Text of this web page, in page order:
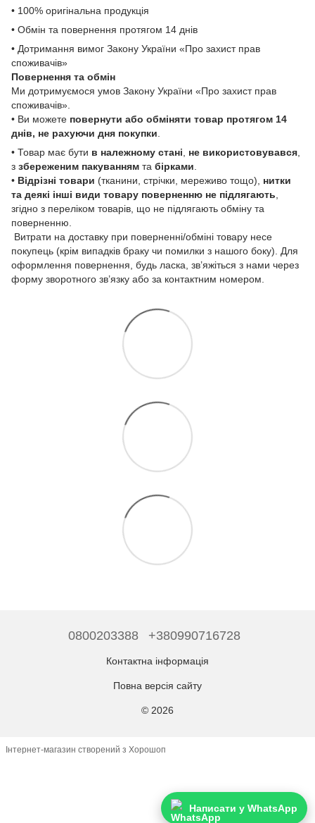
Написати у WhatsApp
• 100% оригінальна продукція
• Обмін та повернення протягом 14 днів
• Дотримання вимог Закону України «Про захист прав
споживачів»
Повернення та обмін
Ми дотримуємося умов Закону України «Про захист прав
споживачів».
• Ви можете повернути або обміняти товар протягом 14
днів, не рахуючи дня покупки
• Товар має бути в належному стані не використовувався
з збереженим пакуванням та бірками
• Відрізні товари (тканини, стрічки, мереживо тощо), нитки
та деякі інші види товару поверненню не підлягають
згідно з переліком товарів, що не підлягають обміну та
поверненню.
Витрати на доставку при поверненні/обміні товару несе
покупець (крім випадків браку чи помилки з нашого боку). Для
оформлення повернення, будь ласка, зв’яжіться з нами через
форму зворотного зв’язку або за контактним номером.
0800203388 +380990716728
Контактна інформація
Повна версія сайту
© 2026
Інтернет-магазин створений з Хорошоп